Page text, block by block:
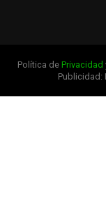
Política de Privacidad
Publicidad: